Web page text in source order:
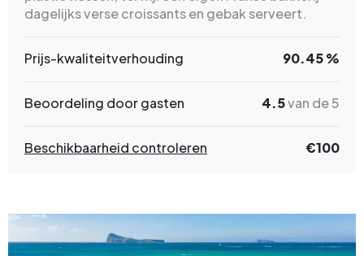
dagelijks verse croissants en gebak serveert.
Prijs-kwaliteitverhouding 90.45 %
Beoordeling door gasten 4.5van de 5
Beschikbaarheid controleren €100